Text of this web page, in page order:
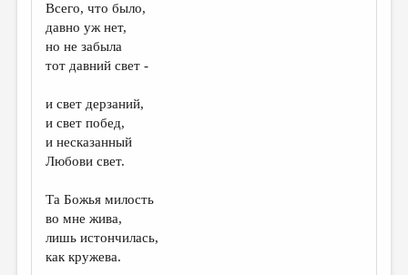
ЭССЕИСТИКА
ЛИТЕРАТУРОВЕДЕНИЕ
КУЛЬТУРОВЕДЕНИЕ
ПУБЛИЦИСТИКА
РЕЦЕНЗИРОВАНИЕ
ЦИКЛЫ ПУБЛИКАЦИЙ
ТРЕДИАКОВСКИЙ
МЕДИА
ВКОНТАКТЕ
Всего, что было,
давно уж нет,
но не забыла
тот давний свет -
и свет дерзаний,
и свет побед,
и несказанный
Любови свет.
Та Божья милость
во мне жива,
лишь истончилась,
как кружева.